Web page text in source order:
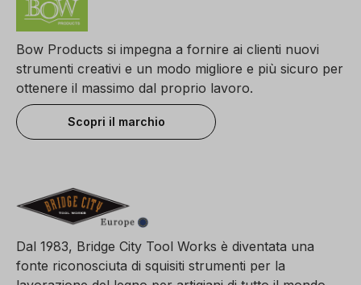
Bow Products si impegna a fornire ai clienti nuovi
strumenti creativi e un modo migliore e più sicuro per
ottenere il massimo dal proprio lavoro.
Scopri il marchio
Dal 1983, Bridge City Tool Works è diventata una
fonte riconosciuta di squisiti strumenti per la